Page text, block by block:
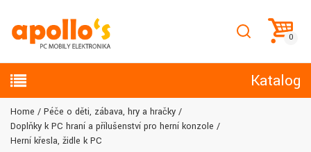
Katalog
Home
Péče o děti, zábava, hry a hračky
Doplňky k PC hraní a přílušenství pro herní konzole
Herní křesla, židle k PC